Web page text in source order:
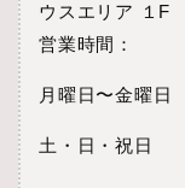
ウスエリア １F
営業時間：
月曜日〜金曜
土・日・祝日